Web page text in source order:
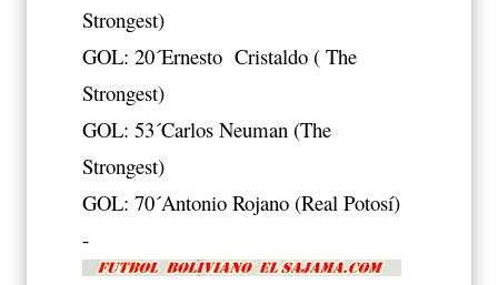
Strongest)
GOL: 20´Ernesto Cristaldo ( The
Strongest)
GOL: 53´Carlos Neuman (The
Strongest)
GOL: 70´Antonio Rojano (Real Potosí)
-